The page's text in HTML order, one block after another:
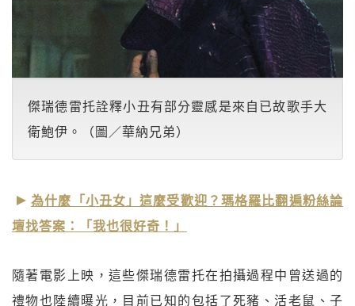
傑瑞德雷托詮釋小丑有部分靈感是來自已故歌手大
衛鮑伊。（圖／華納兄弟）
為什麼「小丑女」這麼受歡迎？瑪格羅比翻遍粉絲論
壇找答案：「我也很好奇！」
隨著電影上映，這些傑瑞德雷托在拍攝過程中曾送過的
禮物也陸續曝光，目前已知的包括了死豬、活老鼠、子